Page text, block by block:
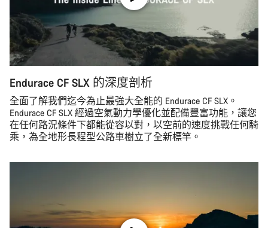
Endurace CF SLX 的深度剖析
全面了解我們迄今為止最強大全能的 Endurace CF SLX。
Endurace CF SLX 經過空氣動力學優化並配備豐富功能，讓您
在任何路況條件下都能從容以對，以空前的速度挑戰任何騎
乘，為全地形長程型公路車樹立了全新標竿。